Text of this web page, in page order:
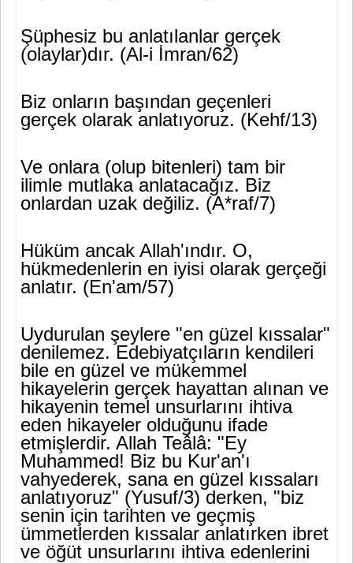
Şüphesiz bu anlatılanlar gerçek
(olaylar)dır. (Al-i İmran/62)
Biz onların başından geçenleri
gerçek olarak anlatıyoruz. (Kehf/13)
Ve onlara (olup bitenleri) tam bir
ilimle mutlaka anlatacağız. Biz
onlardan uzak değiliz. (A*raf/7)
Hüküm ancak Allah'ındır. O,
hükmedenlerin en iyisi olarak gerçe­ği
anlatır. (En'am/57)
Uydurulan şeylere "en güzel kıssalar"
denilemez. Edebiyatçıların kendileri
bile en güzel ve mükemmel
hikayelerin gerçek hayattan alınan ve
hikayenin temel unsurlarını ihtiva
eden hikayeler oldu­ğunu ifade
etmişlerdir. Allah Teâlâ: "Ey
Muhammed! Biz bu Kur'an'ı
vahyederek, sana en güzel kıssaları
anlatıyoruz" (Yu­suf/3) derken, "biz
senin için tarihten ve geçmiş
ümmetlerden kıs­salar anlatırken ibret
ve öğüt unsurlarını ihtiva edenlerini